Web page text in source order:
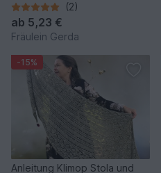
(2)
ab 5,23 €
Fräulein Gerda
-15%
Anleitung Klimop Stola und